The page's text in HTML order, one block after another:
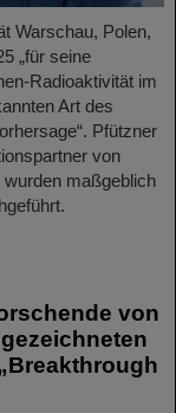
Warschau, Polen,
„für seine
Radioaktivität im
Art des
Pfützner
von
maßgeblich
von